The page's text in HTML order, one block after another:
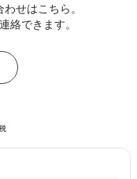
せはこちら。
絡できます。